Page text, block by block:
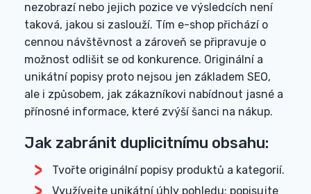
nezobrazí nebo jejich pozice ve výsledcích není
taková, jakou si zaslouží. Tím e-shop přichází o
cennou návštěvnost a zároveň se připravuje o
možnost odlišit se od konkurence. Originální a
unikátní popisy proto nejsou jen základem SEO,
ale i způsobem, jak zákazníkovi nabídnout jasné a
přínosné informace, které zvýší šanci na nákup.
Jak zabránit duplicitnímu obsahu:
Tvořte originální popisy produktů a kategorií.
Využívejte unikátní úhly pohledu: popisujte